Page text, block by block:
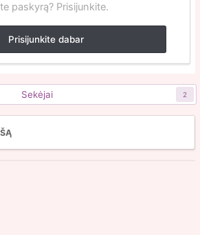
paskyrą? Prisijunkite.
Prisijunkite dabar
Sekėjai 2